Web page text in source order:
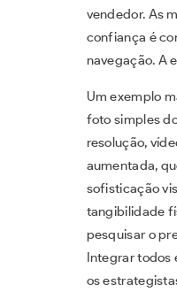
vendedor. As
confiança é
navegação. A
Um exemplo
foto simples
resolução,
aumentada,
sofisticação
tangibilidade
pesquisar o
Integrar todos
os